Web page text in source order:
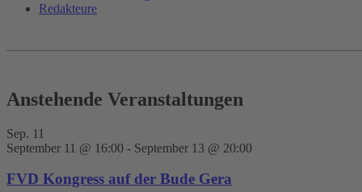
Redakteure
Anstehende Veranstaltungen
Sep. 11
September 11 @ 16:00 - September 13 @ 20:00
FVD Kongress auf der Bude Gera